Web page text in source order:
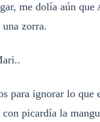
me dolía aún que
zorra.
para ignorar lo que
picardía la